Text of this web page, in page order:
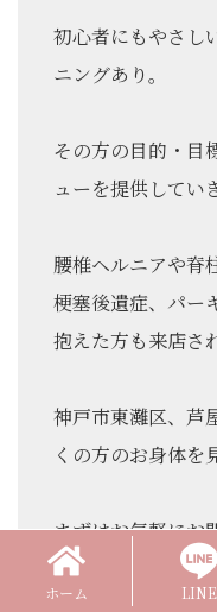
初心者にもやさし
ニングあり。
その方の目的・目
ューを提供してい
腰椎ヘルニアや脊
梗塞後遺症、パー
抱えた方も来店さ
神戸市東灘区、芦
くの方のお身体を
まずはお気軽にお
ホーム LINE